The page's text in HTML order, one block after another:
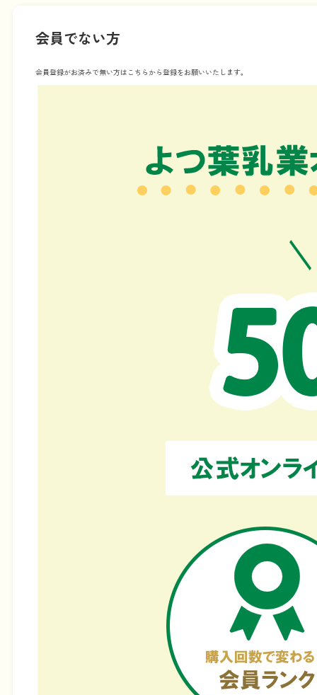
会員でない方
会員登録がお済みで無い方はこちらから登録をお願いいたします。